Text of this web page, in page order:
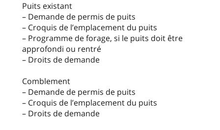
Puits existant
– Demande de permis de puits
– Croquis de l’emplacement du puits
– Programme de forage, si le puits doit être
approfondi ou rentré
– Droits de demande
Comblement
– Demande de permis de puits
– Croquis de l’emplacement du puits
– Droits de demande